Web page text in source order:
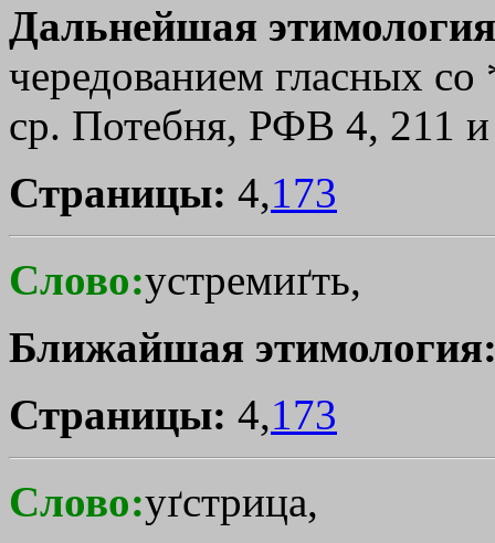
Дальнейшая
чередованием гласных
ср. Потебня, РФВ 4, 211 и
Страницы: 4,173
Слово:устремиґть,
Ближайшая
Страницы: 4,173
Слово:уґстрица,